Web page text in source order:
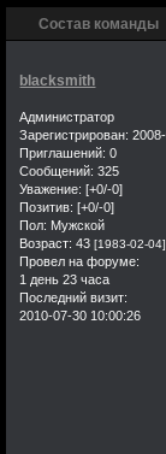
Состав команды
blacksmith
Администратор
Зарегистрирован:
Приглашений: 0
Сообщений: 325
Уважение: [+0/-0]
Позитив: [+0/-0]
Пол: Мужской
Возраст: 43[1983-02-04]
Провел на форуме:
1 день 23 часа
Последний визит:
2010-07-30 10:00:26